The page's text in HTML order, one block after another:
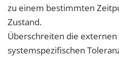
zu einem bestimmten
Zustand.
Überschreiten die externen
systemspezifischen